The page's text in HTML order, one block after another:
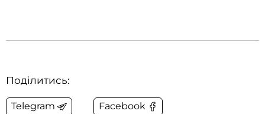
Поділитись:
Telegram Facebook